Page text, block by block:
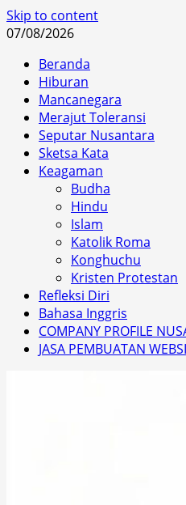
Skip to content
07/08/2026
Beranda
Hiburan
Mancanegara
Merajut Toleransi
Seputar Nusantara
Sketsa Kata
Keagaman
Budha
Hindu
Islam
Katolik Roma
Konghuchu
Kristen Protestan
Refleksi Diri
Bahasa Inggris
COMPANY PROFILE
JASA PEMBUATAN